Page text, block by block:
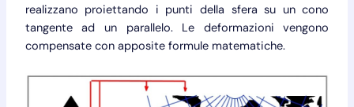
realizzano proiettando i punti della sfera su un cono
tangente ad un parallelo. Le deformazioni vengono
compensate con apposite formule matematiche.